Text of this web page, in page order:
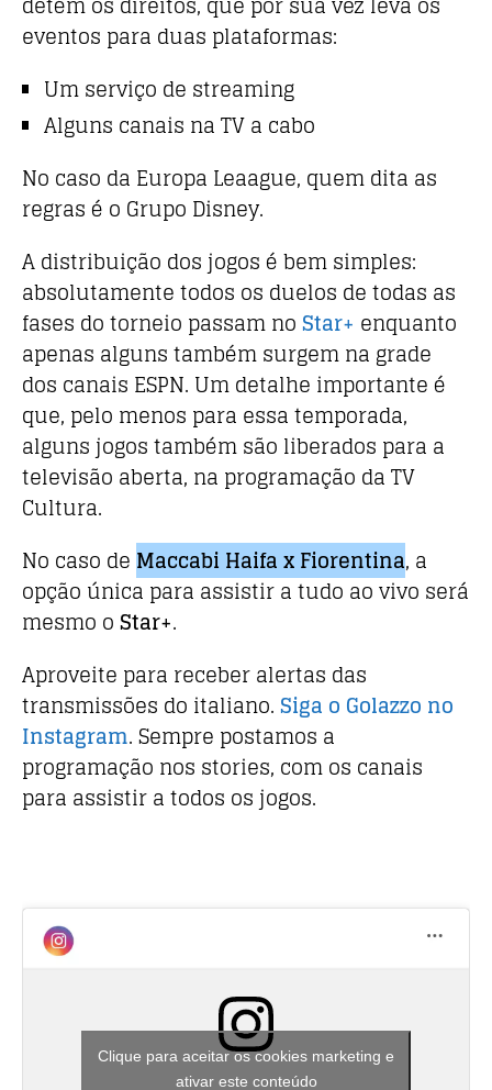
eventos para duas plataformas:
Um serviço de streaming
Alguns canais na TV a cabo
No caso da Europa Leaague, quem dita as
regras é o Grupo Disney.
A distribuição dos jogos é bem simples:
absolutamente todos os duelos de todas as
fases do torneio passam noStar+ enquanto
apenas alguns também surgem na grade
dos canais ESPN. Um detalhe importante é
que, pelo menos para essa temporada,
alguns jogos também são liberados para a
televisão aberta, na programação da TV
Cultura.
No caso de Maccabi Haifa x Fiorentina, a
opção única para assistir a tudo ao vivo será
mesmo oStar+.
Aproveite para receber alertas das
transmissões do italiano.Siga o Golazzo no
Instagram. Sempre postamos a
programação nos stories, com os canais
para assistir a todos os jogos.
Clique para aceitar os cookies marketing e
ativar este conteúdo